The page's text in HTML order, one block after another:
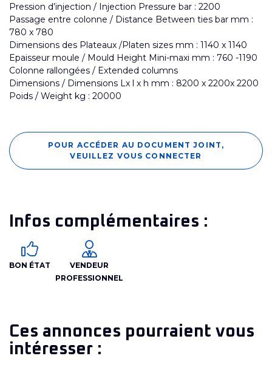
Pression d’injection / Injection Pressure bar : 2200
Passage entre colonne / Distance Between ties bar mm :
780 x 780
Dimensions des Plateaux /Platen sizes mm : 1140 x 1140
Epaisseur moule / Mould Height Mini-maxi mm : 760 -1190
Colonne rallongées / Extended columns
Dimensions / Dimensions Lx l x h mm : 8200 x 2200x 2200
Poids / Weight kg : 20000
POUR ACCÉDER AU DOCUMENT JOINT,
VEUILLEZ VOUS CONNECTER
Infos complémentaires :
BON ÉTAT
VENDEUR
PROFESSIONNEL
Ces annonces pourraient vous
intéresser :